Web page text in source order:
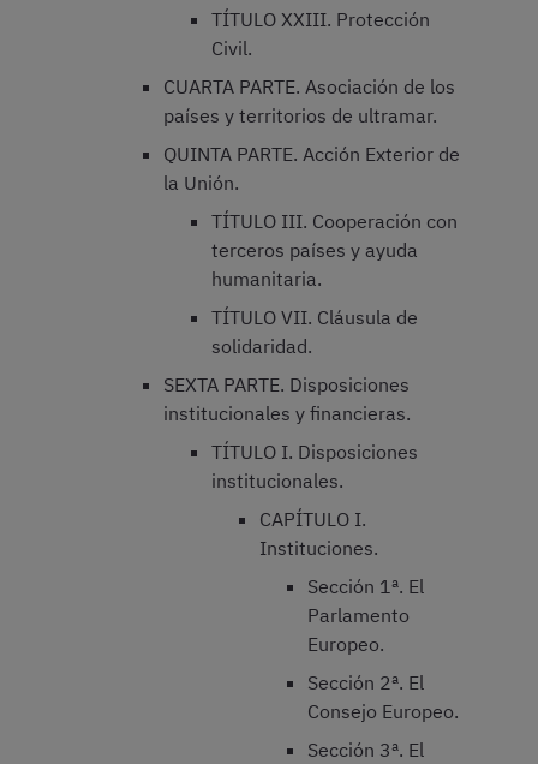
TÍTULO XXIII. Protección
Civil.
CUARTA PARTE. Asociación de los
países y territorios de ultramar.
QUINTA PARTE. Acción Exterior de
la Unión.
TÍTULO III. Cooperación con
terceros países y ayuda
humanitaria.
TÍTULO VII. Cláusula de
solidaridad.
SEXTA PARTE. Disposiciones
institucionales y financieras.
TÍTULO I. Disposiciones
institucionales.
CAPÍTULO I.
Instituciones.
Sección 1ª. El
Parlamento
Europeo.
Sección 2ª. El
Consejo Europeo.
Sección 3ª. El